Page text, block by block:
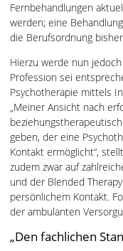
Fernbehandlungen
werden; eine
die Berufsordnung
Hierzu werde nun
Profession sei
Psychotherapie mittels
„Meiner Ansicht nach
geben, der eine
Kontakt ermöglicht“,
zudem zwar auf
und der Blended
persönlichem Kontakt.
der ambulanten
„Den fachlichen